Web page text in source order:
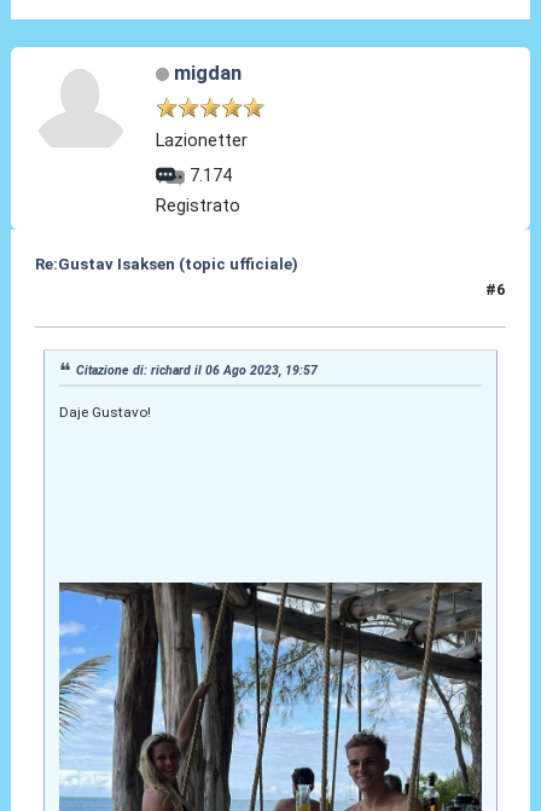
migdan
Lazionetter
7.174
Registrato
Re:Gustav Isaksen (topic ufficiale)
#6
Citazione di: richard il 06 Ago 2023, 19:57
Daje Gustavo!